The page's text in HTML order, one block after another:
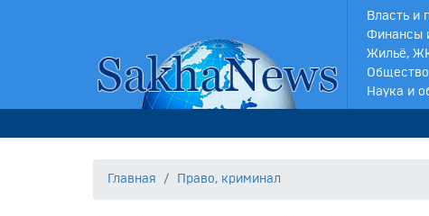
Власть и
Финансы
Жильё,
Общество
Наука и
Главная Право, криминал